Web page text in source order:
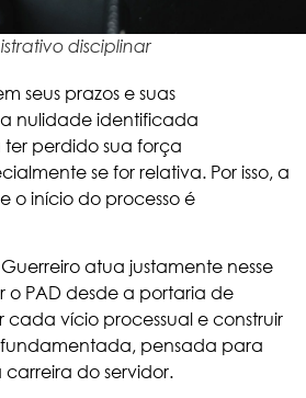
disciplinar
seus prazos e suas
nulidade identificada
perdido sua força
se for relativa. Por isso, a
o início do processo é
atua justamente nesse
o PAD desde a portaria de
vício processual e construir
pensada para
do servidor.